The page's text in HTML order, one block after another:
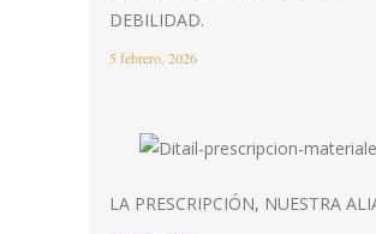
DEBILIDAD.
5 febrero, 2026
LA PRESCRIPCIÓN, NUESTRA